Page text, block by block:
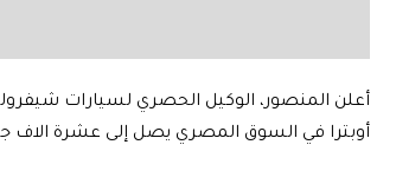
أعلن المنصور، الوكيل الحصري لسيارات
أوبترا في السوق المصري يصل إلى عشرة الاف